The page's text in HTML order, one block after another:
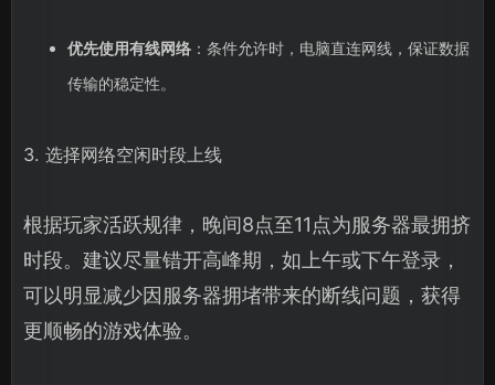
优先使用有线网络：条件允许时，电脑直连网线，保证数据
传输的稳定性。
3. 选择网络空闲时段上线
根据玩家活跃规律，晚间8点至11点为服务器最拥挤
时段。建议尽量错开高峰期，如上午或下午登录，
可以明显减少因服务器拥堵带来的断线问题，获得
更顺畅的游戏体验。